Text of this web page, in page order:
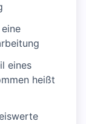
eines
heißt